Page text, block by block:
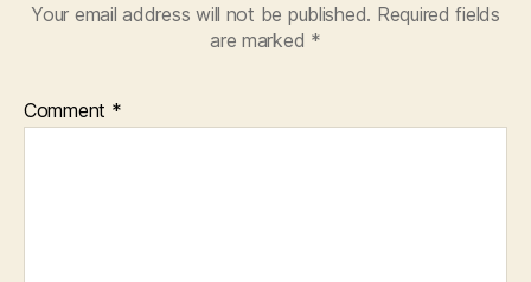
Your email address will not be published. Required fields
are marked *
Comment *